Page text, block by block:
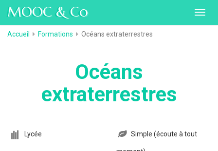
MOOC & Co
Accueil Formations Océans extraterrestres
Océans
extraterrestres
Lycée Simple (écoute à tout